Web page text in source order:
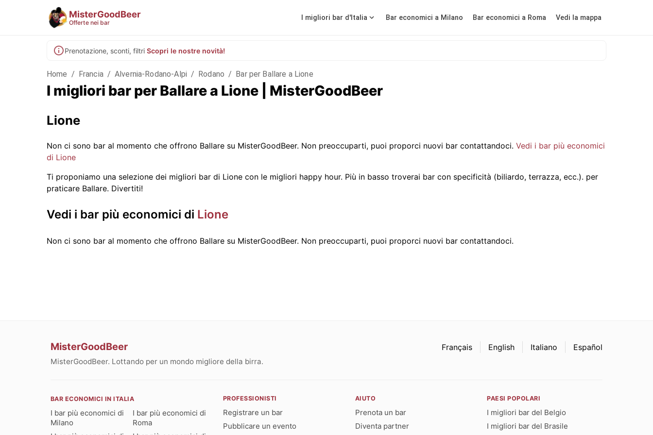
MisterGoodBeer
Offerte nei bar
I migliori bar d'Italia Bar economici a Milano Bar economici a Roma Vedi la mappa
Prenotazione, sconti, filtri Scopri le nostre novità!
Home / Francia / Alvernia-Rodano-Alpi / Rodano / Bar per Ballare a Lione
I migliori bar per Ballare a Lione | MisterGoodBeer
Lione
Non ci sono bar al momento che offrono Ballare su MisterGoodBeer. Non preoccuparti, puoi proporci nuovi bar contattandoci. Vedi i bar più economici
di Lione
Ti proponiamo una selezione dei migliori bar di Lione con le migliori happy hour. Più in basso troverai bar con specificità (biliardo, terrazza, ecc.). per
praticare Ballare. Divertiti!
Vedi i bar più economici di Lione
Non ci sono bar al momento che offrono Ballare su MisterGoodBeer. Non preoccuparti, puoi proporci nuovi bar contattandoci.
MisterGoodBeer
MisterGoodBeer. Lottando per un mondo migliore della birra.
Français English Italiano Español
BAR ECONOMICI IN ITALIA
I bar più economici di
Milano
I bar più economici di
Roma
PROFESSIONISTI
Registrare un bar
Pubblicare un evento
AIUTO
Prenota un bar
Diventa partner
PAESI POPOLARI
I migliori bar del Belgio
I migliori bar del Brasile